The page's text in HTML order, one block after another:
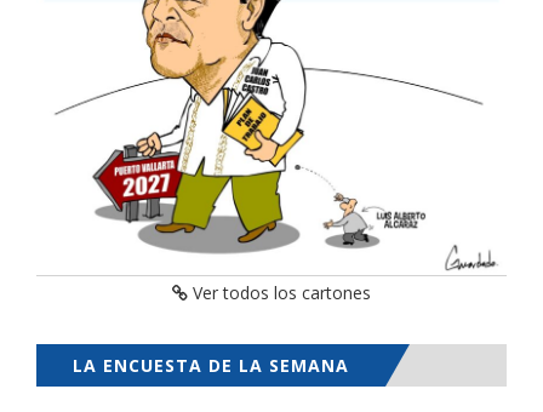
Ver todos los cartones
LA ENCUESTA DE LA SEMANA